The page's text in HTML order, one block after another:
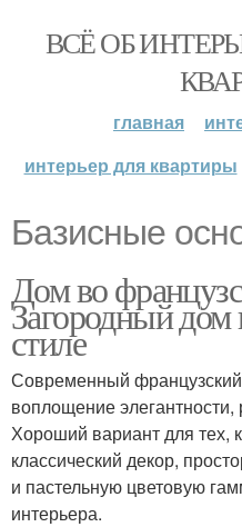
ВСЁ ОБ
главная
интерьер для квартиры
Базисные
Дом во
Загородный дом
стиле
Современный
воплощение элегантности,
Хороший вариант для тех,
классический декор,
и пастельную цветовую
интерьера.